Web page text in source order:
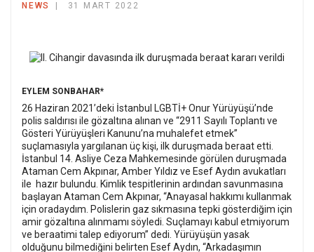
NEWS 31 MART 2022
EYLEM SONBAHAR*
26 Haziran 2021’deki İstanbul LGBTİ+ Onur Yürüyüşü’nde
polis saldırısı ile gözaltına alınan ve “2911 Sayılı Toplantı ve
Gösteri Yürüyüşleri Kanunu’na muhalefet etmek”
suçlamasıyla yargılanan üç kişi, ilk duruşmada beraat etti.
İstanbul 14. Asliye Ceza Mahkemesinde görülen duruşmada
Ataman Cem Akpınar, Amber Yıldız ve Esef Aydın avukatları
ile hazır bulundu. Kimlik tespitlerinin ardından savunmasına
başlayan Ataman Cem Akpınar, “Anayasal hakkımı kullanmak
için oradaydım. Polislerin gaz sıkmasına tepki gösterdiğim için
amir gözaltına alınmamı söyledi. Suçlamayı kabul etmiyorum
ve beraatimi talep ediyorum” dedi. Yürüyüşün yasak
olduğunu bilmediğini belirten Esef Aydın, “Arkadaşımın